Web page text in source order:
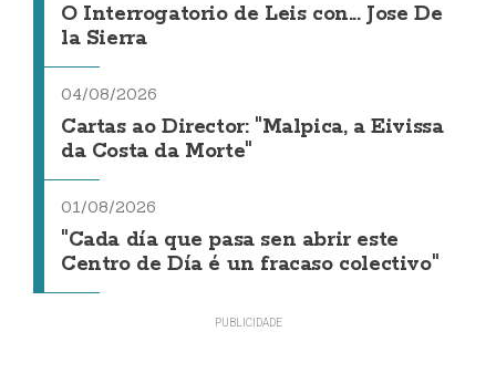
O Interrogatorio de Leis con... Jose De
la Sierra
04/08/2026
Cartas ao Director: "Malpica, a Eivissa
da Costa da Morte"
01/08/2026
"Cada día que pasa sen abrir este
Centro de Día é un fracaso colectivo"